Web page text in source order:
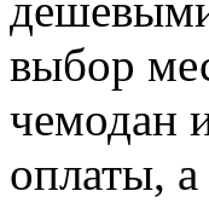
выбор
чемодан
оплаты,